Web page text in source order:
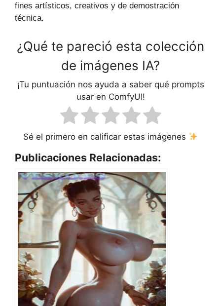
fines artísticos, creativos y de demostración
técnica.
¿Qué te pareció esta colección
de imágenes IA?
¡Tu puntuación nos ayuda a saber qué prompts
usar en ComfyUI!
Sé el primero en calificar estas imágenes
Publicaciones Relacionadas: